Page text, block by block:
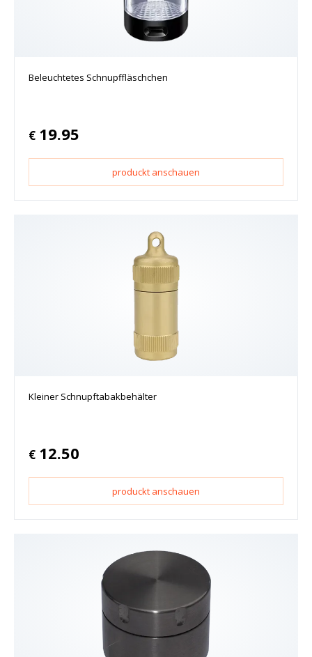
Beleuchtetes Schnupffläschchen
€ 19.95
produckt anschauen
Kleiner Schnupftabakbehälter
€ 12.50
produckt anschauen